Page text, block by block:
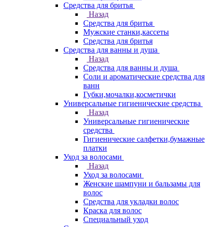
Средства для бритья
Назад
Средства для бритья
Мужские станки,кассеты
Средства для бритья
Средства для ванны и душа
Назад
Средства для ванны и душа
Соли и ароматические средства для
ванн
Губки,мочалки,косметички
Универсальные гигиенические средства
Назад
Универсальные гигиенические
средства
Гигиенические салфетки,бумажные
платки
Уход за волосами
Назад
Уход за волосами
Женские шампуни и бальзамы для
волос
Средства для укладки волос
Краска для волос
Специальный уход